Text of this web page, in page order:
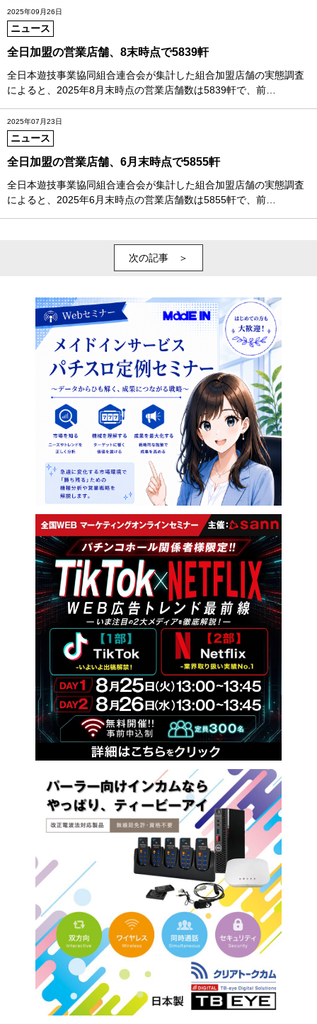
2025年09月26日
ニュース
全日加盟の営業店舗、8末時点で5839軒
全日本遊技事業協同組合連合会が集計した組合加盟店舗の実態調査
によると、2025年8月末時点の営業店舗数は5839軒で、前…
2025年07月23日
ニュース
全日加盟の営業店舗、6月末時点で5855軒
全日本遊技事業協同組合連合会が集計した組合加盟店舗の実態調査
によると、2025年6月末時点の営業店舗数は5855軒で、前…
次の記事 ＞